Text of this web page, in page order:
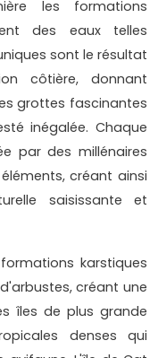
les formations
des eaux telles
sont le résultat
côtière, donnant
grottes fascinantes
inégalée. Chaque
par des millénaires
créant ainsi
saisissante et
karstiques
créant une
îles de plus grande
denses qui